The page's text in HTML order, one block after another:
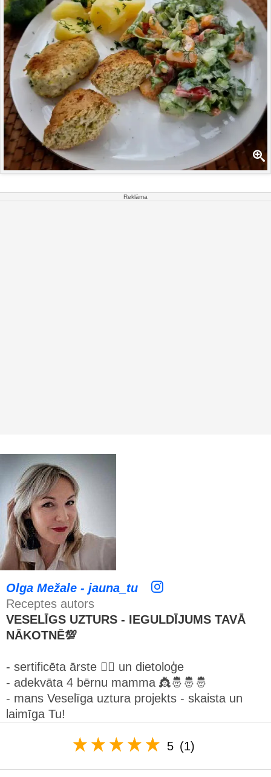
Reklāma
Olga Mežale - jauna_tu
Receptes autors
VESELĪGS UZTURS - IEGULDĪJUMS TAVĀ
NĀKOTNĒ💯
- sertificēta ārste 👩‍⚕️ un dietoloģe
- adekvāta 4 bērnu mamma 👸🤴🤴🤴
- mans Veselīga uztura projekts - skaista un
laimīga Tu!
5 (1)